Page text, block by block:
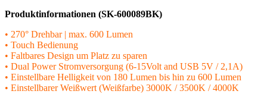
Produktinformationen (SK-600089BK)
• 270° Drehbar | max. 600 Lumen
• Touch Bedienung
• Faltbares Design um Platz zu sparen
• Dual Power Stromversorgung (6-15Volt and USB 5V / 2,1A)
• Einstellbare Helligkeit von 180 Lumen bis hin zu 600 Lumen
• Einstellbarer Weißwert (Weißfarbe) 3000K / 3500K / 4000K